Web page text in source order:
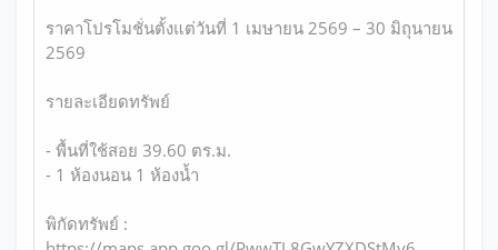
ราคาโปรโมชั่นตั้งแต่วันที่ 1 เมษายน 2569 – 30 มิถุนายน
2569
รายละเอียดทรัพย์
- พื้นที่ใช้สอย 39.60 ตร.ม.
- 1 ห้องนอน 1 ห้องน้ำ
พิกัดทรัพย์ :